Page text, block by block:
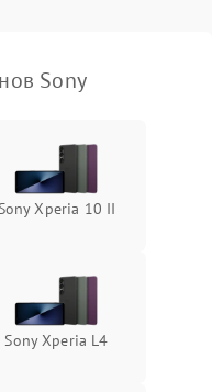
Sony
Xperia 10 II
Sony Xperia L4